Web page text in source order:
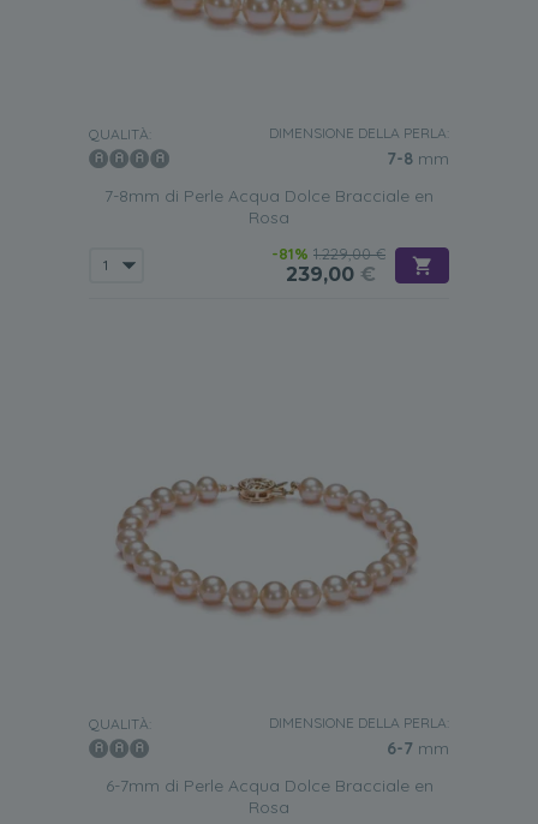
QUALITÀ: DIMENSIONE DELLA PERLA:
7-8 mm
7-8mm di Perle Acqua Dolce Bracciale en
Rosa
-81% 1.229,00 €
239,00 €
QUALITÀ: DIMENSIONE DELLA PERLA:
6-7 mm
6-7mm di Perle Acqua Dolce Bracciale en
Rosa